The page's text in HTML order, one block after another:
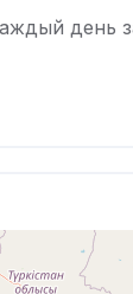
день